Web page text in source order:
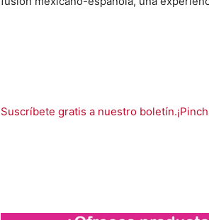
Suscríbete gratis a nuestro